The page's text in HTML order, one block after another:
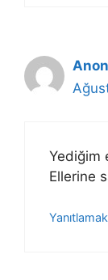
Yediğim
Ellerine